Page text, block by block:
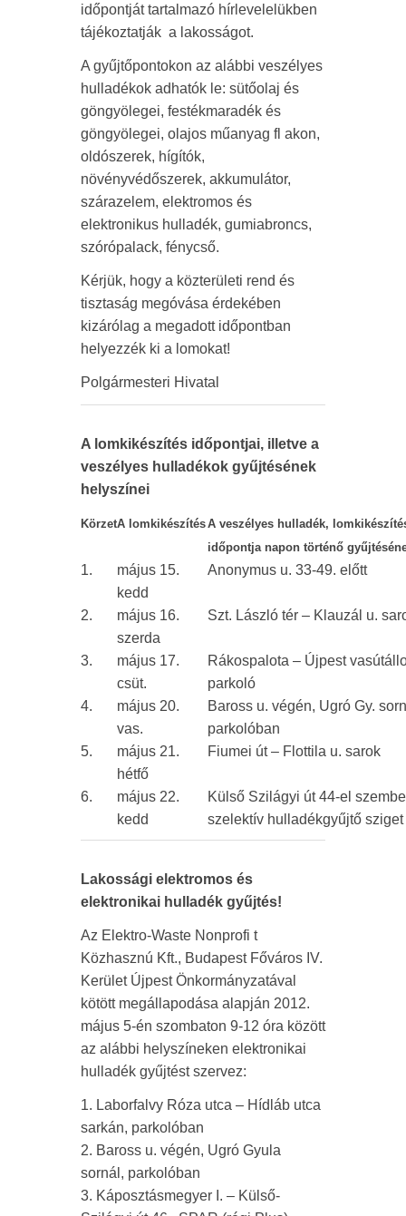
időpontját tartalmazó hírlevelelükben
tájékoztatják a lakosságot.
A gyűjtőpontokon az alábbi veszélyes
hulladékok adhatók le: sütőolaj és
göngyölegei, festékmaradék és
göngyölegei, olajos műanyag fl akon,
oldószerek, hígítók,
növényvédőszerek, akkumulátor,
szárazelem, elektromos és
elektronikus hulladék, gumiabroncs,
szórópalack, fénycső.
Kérjük, hogy a közterületi rend és
tisztaság megóvása érdekében
kizárólag a megadott időpontban
helyezzék ki a lomokat!
Polgármesteri Hivatal
A lomkikészítés időpontjai, illetve a
veszélyes hulladékok gyűjtésének
helyszínei
KörzetA lomkikészítésA veszélyes hulladék,
időpontja napon történő
1.
május 15.
kedd
Anonymus u. 33-49. előtt
2.
május 16.
szerda
Szt. László tér – Klauzál u.
3.
május 17.
csüt.
Rákospalota – Újpest
parkoló
4.
május 20.
vas.
Baross u. végén, Ugró Gy.
parkolóban
5.
május 21.
hétfő
Fiumei út – Flottila u. sarok
6.
május 22.
kedd
Külső Szilágyi út 44-el
szelektív hulladékgyűjtő sziget
Lakossági elektromos és
elektronikai hulladék gyűjtés!
Az Elektro-Waste Nonprofi t
Közhasznú Kft., Budapest Főváros IV.
Kerület Újpest Önkormányzatával
kötött megállapodása alapján 2012.
május 5-én szombaton 9-12 óra között
az alábbi helyszíneken elektronikai
hulladék gyűjtést szervez:
1. Laborfalvy Róza utca – Hídláb utca
sarkán, parkolóban
2. Baross u. végén, Ugró Gyula
sornál, parkolóban
3. Káposztásmegyer I. – Külső-